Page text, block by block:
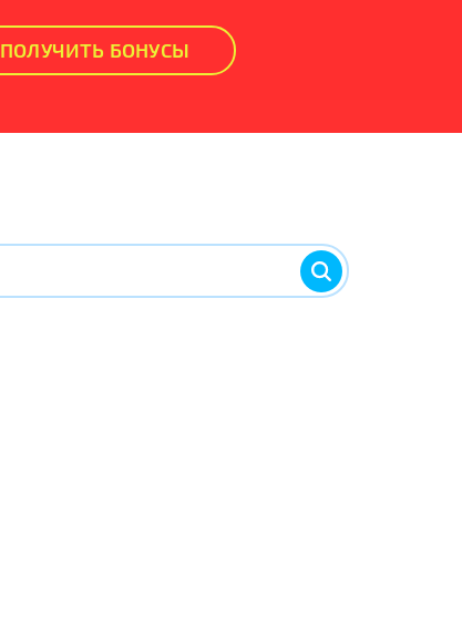
ПОЛУЧИТЬ БОНУСЫ